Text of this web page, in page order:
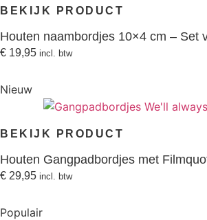
BEKIJK PRODUCT
Houten naambordjes 10×4 cm – Set
€ 19,95 incl. btw
Nieuw
BEKIJK PRODUCT
Houten Gangpadbordjes met
€ 29,95 incl. btw
Populair